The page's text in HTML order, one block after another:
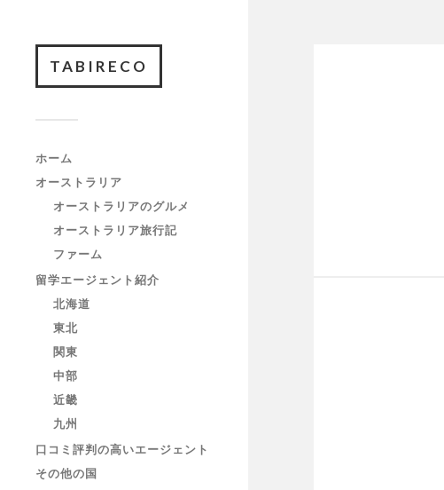
TABIRECO
ホーム
オーストラリア
オーストラリアのグルメ
オーストラリア旅行記
ファーム
留学エージェント紹介
北海道
東北
関東
中部
近畿
九州
口コミ評判の高いエージェント
その他の国